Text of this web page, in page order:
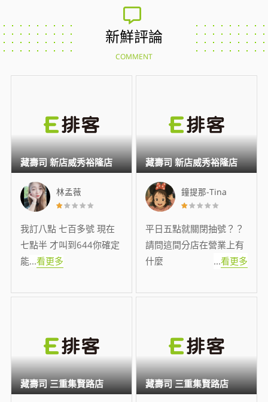
新鮮評論
COMMENT
林孟薇
我訂八點 七百多號 現在
七點半 才叫到644你確定
能...看更多
藏壽司 新店威秀裕隆店
鐘提那-Tina
平日五點就關閉抽號？？
請問這間分店在營業上有
什麼
...看更多
藏壽司 新店威秀裕隆店
藏壽司 三重集賢路店 藏壽司 三重集賢路店